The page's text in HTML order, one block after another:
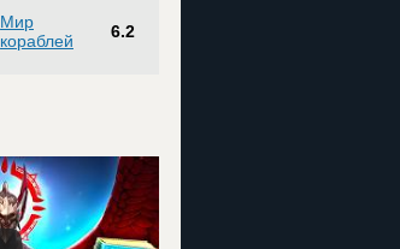
Мир
кораблей
6.2